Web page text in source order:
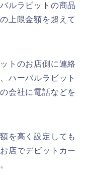
ルラビットの商品
上限金額を超えて
トのお店側に連絡
ハーバルラビット
会社に電話などを
を高く設定しても
店でデビットカー